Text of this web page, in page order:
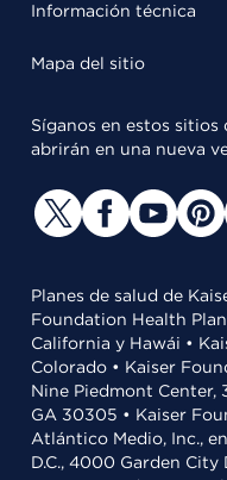
Información técnica
Mapa del sitio
Síganos en estos sitios
abrirán en una nueva
Planes de salud de
Foundation Health
California y Hawái •
Colorado • Kaiser
Nine Piedmont Center,
GA 30305 • Kaiser
Atlántico Medio, Inc.,
D.C., 4000 Garden City